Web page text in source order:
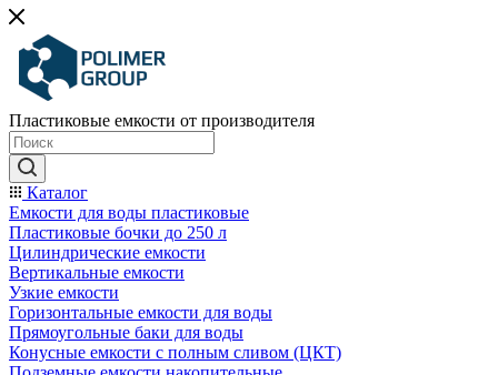
Пластиковые емкости от производителя
Каталог
Емкости для воды пластиковые
Пластиковые бочки до 250 л
Цилиндрические емкости
Вертикальные емкости
Узкие емкости
Горизонтальные емкости для воды
Прямоугольные баки для воды
Конусные емкости с полным сливом (ЦКТ)